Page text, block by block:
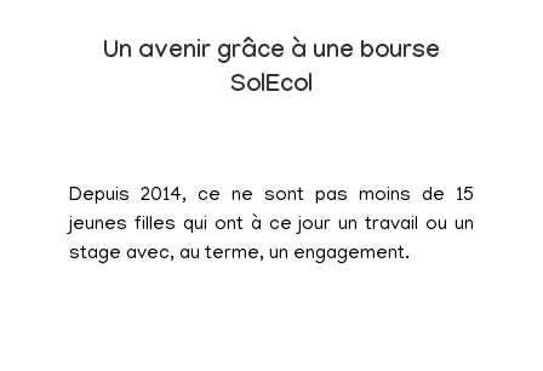
Un avenir grâce à une bourse
SolEcol
Depuis 2014, ce ne sont pas moins de 15
jeunes filles qui ont à ce jour un travail ou un
stage avec, au terme, un engagement.